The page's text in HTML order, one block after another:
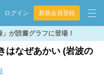
ログイン 新規会員登録
が読書グラフに登場！
はなぜあかい (岩波の